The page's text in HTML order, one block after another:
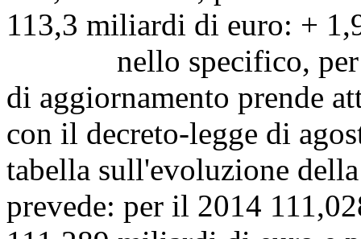
113,3 miliardi di euro: +
nello specifico, per
di aggiornamento prende
con il decreto-legge di
tabella sull'evoluzione
prevede: per il 2014